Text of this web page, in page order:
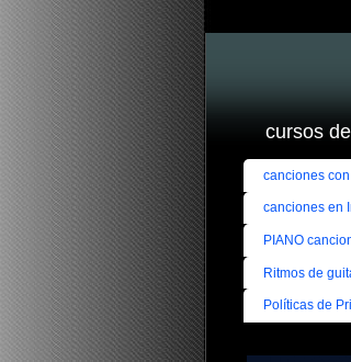
cursos
canciones
canciones en
PIANO
Ritmos de
Políticas de